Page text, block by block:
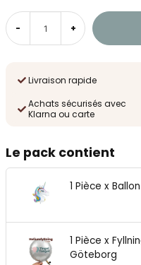
- +
Livraison rapide
Achats sécurisés avec
Klarna ou carte
Le pack contient
1 Pièce x
1 Pièce x
Göteborg